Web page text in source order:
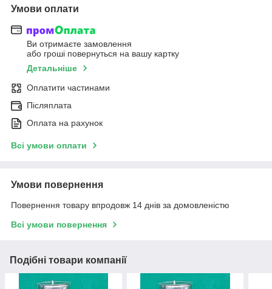
Умови оплати
Ви отримаєте замовлення
або гроші повернуться на вашу картку
Детальніше
Оплатити частинами
Післяплата
Оплата на рахунок
Всі умови оплати
Умови повернення
Повернення товару впродовж 14 днів за домовленістю
Всі умови повернення
Подібні товари компанії